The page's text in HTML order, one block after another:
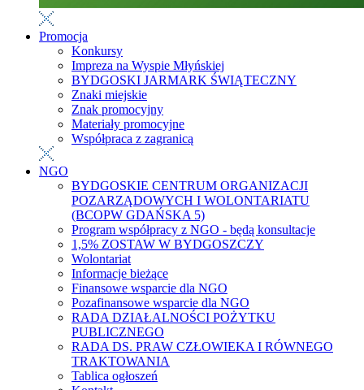
Promocja
Konkursy
Impreza na Wyspie Młyńskiej
BYDGOSKI JARMARK ŚWIĄTECZNY
Znaki miejskie
Znak promocyjny
Materiały promocyjne
Współpraca z zagranicą
NGO
BYDGOSKIE CENTRUM ORGANIZACJI
POZARZĄDOWYCH I WOLONTARIATU
(BCOPW GDAŃSKA 5)
Program współpracy z NGO - będą konsultacje
1,5% ZOSTAW W BYDGOSZCZY
Wolontariat
Informacje bieżące
Finansowe wsparcie dla NGO
Pozafinansowe wsparcie dla NGO
RADA DZIAŁALNOŚCI POŻYTKU
PUBLICZNEGO
RADA DS. PRAW CZŁOWIEKA I RÓWNEGO
TRAKTOWANIA
Tablica ogłoszeń